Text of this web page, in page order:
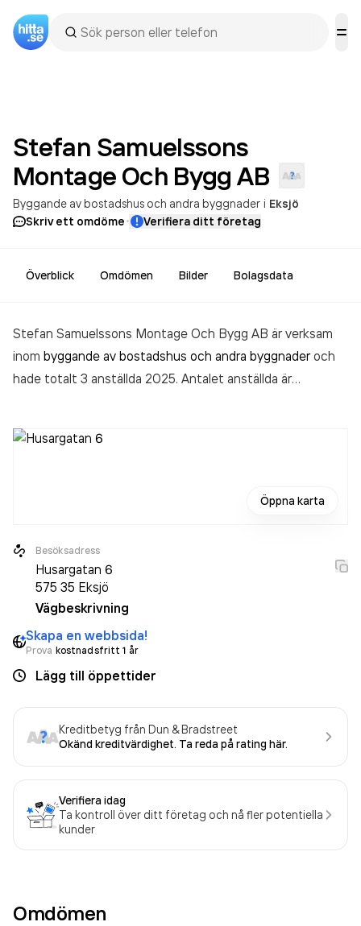
Stefan Samuelssons
Montage Och Bygg AB
Byggande av bostadshus och andra byggnader i Eksjö
Skriv ett omdöme· Verifiera ditt företag
Överblick Omdömen Bilder Bolagsdata
Stefan Samuelssons Montage Och Bygg AB är verksam
inom byggande av bostadshus och andra byggnaderoch
hade totalt 3 anställda 2025. Antalet anställda är
Och Bygg AB omsatte 4 213 000,00 kr
Öppna karta
Besöksadress
Husargatan 6
575 35 Eksjö
Vägbeskrivning
Skapa en webbsida!
Prova kostnadsfritt 1 år
Lägg till öppettider
Kreditbetyg från Dun & Bradstreet
Okänd kreditvärdighet. Ta reda på rating här.
Verifiera idag
Ta kontroll över ditt företag och nå fler potentiella
kunder
Omdömen